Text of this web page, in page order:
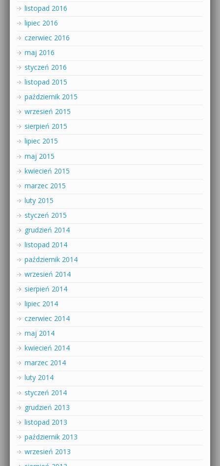
listopad 2016
lipiec 2016
czerwiec 2016
maj 2016
styczeń 2016
listopad 2015
październik 2015
wrzesień 2015
sierpień 2015
lipiec 2015
maj 2015
kwiecień 2015
marzec 2015
luty 2015
styczeń 2015
grudzień 2014
listopad 2014
październik 2014
wrzesień 2014
sierpień 2014
lipiec 2014
czerwiec 2014
maj 2014
kwiecień 2014
marzec 2014
luty 2014
styczeń 2014
grudzień 2013
listopad 2013
październik 2013
wrzesień 2013